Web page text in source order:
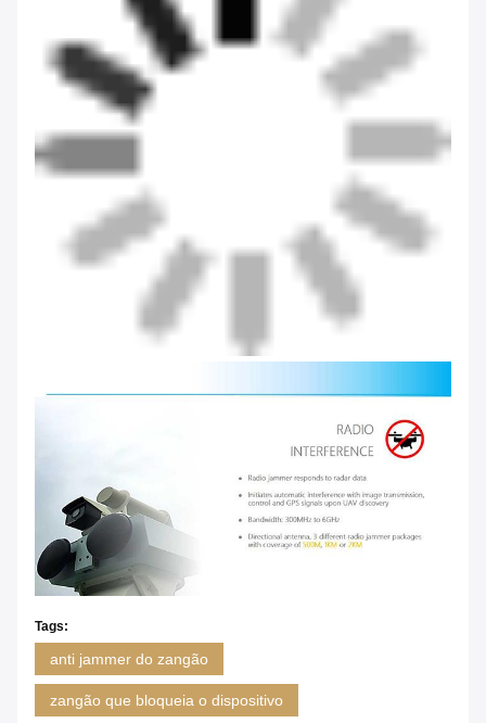
Tags:
anti jammer do zangão
zangão que bloqueia o dispositivo